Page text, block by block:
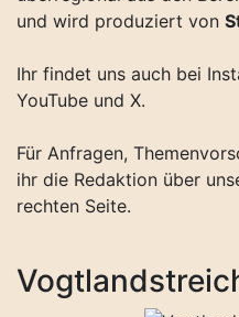
und wird produziert von
Ihr findet uns auch bei
YouTube und X.
Für Anfragen,
ihr die Redaktion über
rechten Seite.